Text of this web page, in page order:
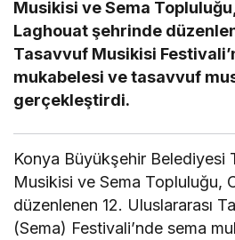
Musikisi ve Sema
Laghouat şehrinde
Tasavvuf Musikisi
mukabelesi ve tasavvuf
gerçekleştirdi.
Konya Büyükşehir Belediyesi
Musikisi ve Sema Topluluğu,
düzenlenen 12. Uluslararası
(Sema) Festivali’nde sema